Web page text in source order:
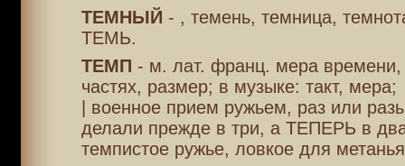
ТЕМНЫЙ - , темень, темница,
ТЕМЬ.
ТЕМП - м. лат. франц. мера
частях, размер; в музыке: такт, мера;
| военное прием ружьем, раз или
делали прежде в три, а ТЕПЕРЬ в
темпистое ружье, ловкое для